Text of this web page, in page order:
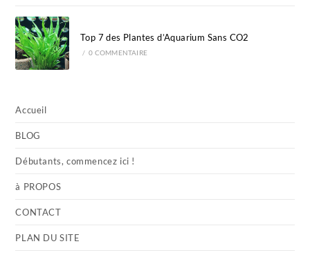
Top 7 des Plantes d’Aquarium Sans CO2
/ 0 COMMENTAIRE
Accueil
BLOG
Débutants, commencez ici !
à PROPOS
CONTACT
PLAN DU SITE